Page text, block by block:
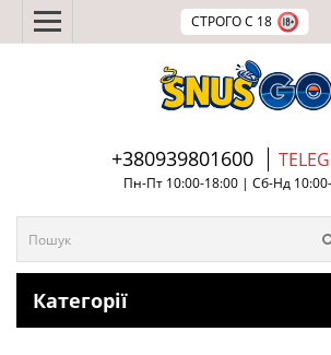
СТРОГО С 18
+380939801600
Пн-Пт 10:00-18:00 | Сб-Нд
Категорії